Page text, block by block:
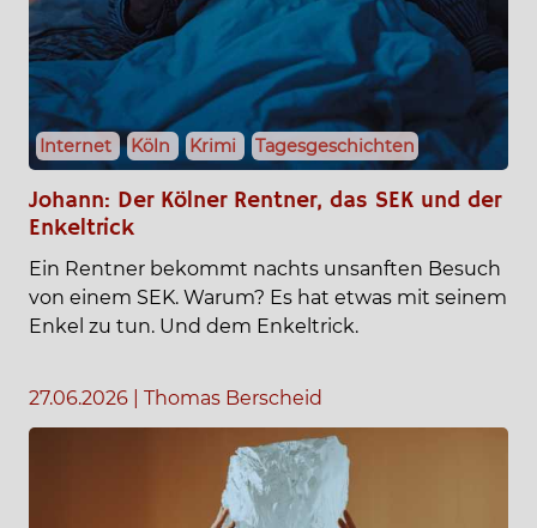
Internet Köln Krimi Tagesgeschichten
Johann: Der Kölner Rentner, das SEK und der
Enkeltrick
Ein Rentner bekommt nachts unsanften Besuch
von einem SEK. Warum? Es hat etwas mit seinem
Enkel zu tun. Und dem Enkeltrick.
27.06.2026 Thomas Berscheid